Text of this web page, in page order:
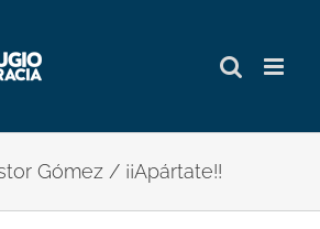
Gómez / ¡¡Apártate!!